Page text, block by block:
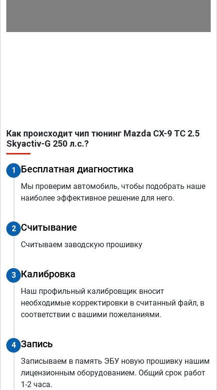
Как происходит чип тюнинг Mazda CX-9 TC 2.5
Skyactiv-G 250 л.с.?
1 Бесплатная диагностика
Мы проверим автомобиль, чтобы подобрать наше
наиболее эффективное решение для него.
2 Считывание
Считываем заводскую прошивку
3 Калибровка
Наш профильный калибровщик вносит
необходимые корректировки в считанный файл, в
соответствии с вашими пожеланиями.
4 Запись
Записываем в память ЭБУ новую прошивку нашим
лицензионным оборудованием. Общий срок работ
1-2 часа.